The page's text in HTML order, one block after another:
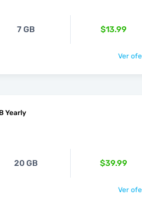
7 GB $13.99
Ver
Yearly
20 GB $39.99
Ver